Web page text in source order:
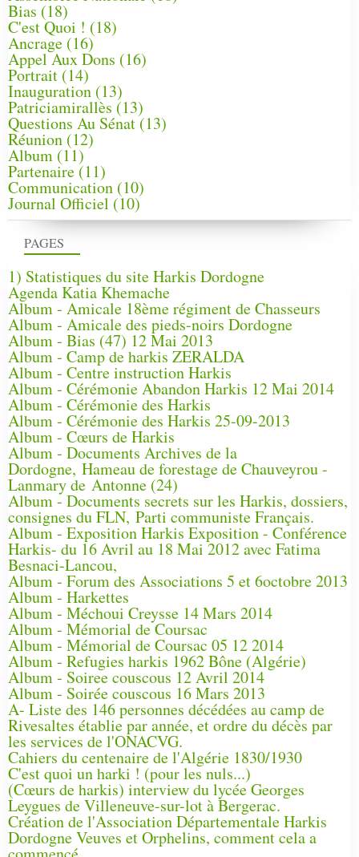
PAGES
1) Statistiques du site Harkis Dordogne
Agenda Katia Khemache
Album - Amicale 18ème régiment de Chasseurs
Album - Amicale des pieds-noirs Dordogne
Album - Bias (47) 12 Mai 2013
Album - Camp de harkis ZERALDA
Album - Centre instruction Harkis
Album - Cérémonie Abandon Harkis 12 Mai 2014
Album - Cérémonie des Harkis
Album - Cérémonie des Harkis 25-09-2013
Album - Cœurs de Harkis
Album - Documents Archives de la
Dordogne, Hameau de forestage de Chauveyrou -
Lanmary de Antonne (24)
Album - Documents secrets sur les Harkis, dossiers,
consignes du FLN, Parti communiste Français.
Album - Exposition Harkis Exposition - Conférence
Harkis- du 16 Avril au 18 Mai 2012 avec Fatima
Besnaci-Lancou,
Album - Forum des Associations 5 et 6octobre 2013
Album - Harkettes
Album - Méchoui Creysse 14 Mars 2014
Album - Mémorial de Coursac
Album - Mémorial de Coursac 05 12 2014
Album - Refugies harkis 1962 Bône (Algérie)
Album - Soiree couscous 12 Avril 2014
Album - Soirée couscous 16 Mars 2013
A- Liste des 146 personnes décédées au camp de
Rivesaltes établie par année, et ordre du décès par
les services de l'ONACVG.
Cahiers du centenaire de l'Algérie 1830/1930
C'est quoi un harki ! (pour les nuls...)
(Cœurs de harkis) interview du lycée Georges
Leygues de Villeneuve-sur-lot à Bergerac.
Création de l'Association Départementale Harkis
Dordogne Veuves et Orphelins, comment cela a
Bias (18)
C'est Quoi ! (18)
Ancrage (16)
Appel Aux Dons (16)
Portrait (14)
Inauguration (13)
Patriciamirallès (13)
Questions Au Sénat(13)
Réunion (12)
Album (11)
Partenaire(11)
Communication (10)
Journal Officiel (10)